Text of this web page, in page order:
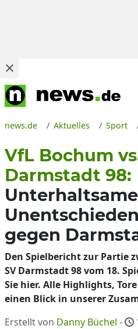
news.de Aktuelles Sport
VfL Bochum
Darmstadt 98:
gegen
Den Spielbericht zur Partie
SV Darmstadt 98 vom 18.
Sie hier. Alle Highlights,
einen Blick in unserer
Erstellt von Danny Büchel -